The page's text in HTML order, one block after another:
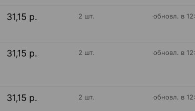
31,15 р. 2 шт. обновл. в
31,15 р. 2 шт. обновл. в
31,15 р. 2 шт. обновл. в